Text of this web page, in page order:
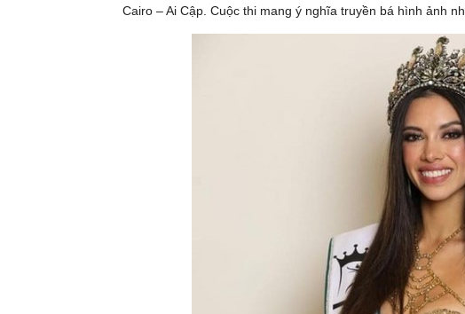
Cairo – Ai Cập. Cuộc thi mang ý nghĩa truyền bá hình ảnh